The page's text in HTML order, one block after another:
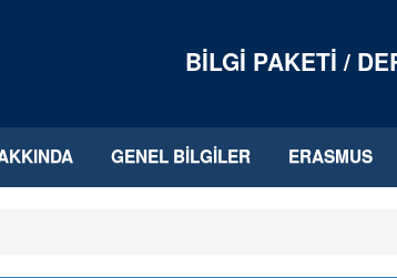
BILGI PAKETI /
GENEL BILGILER ERASMUS